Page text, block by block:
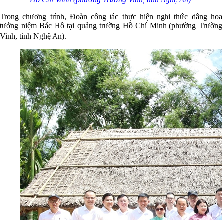
Trong chương trình, Đoàn công tác thực hiện nghi thức dâng hoa
tưởng niệm Bác Hồ tại quảng trường Hồ Chí Minh (phường Trường
Vinh, tỉnh Nghệ An).